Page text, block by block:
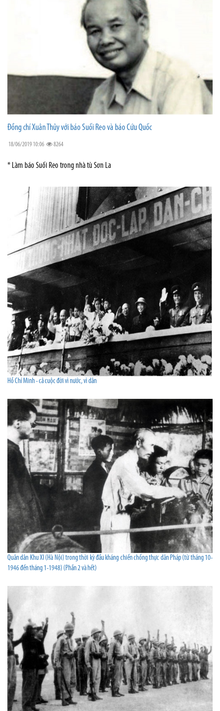
Đồng chí Xuân Thủy với báo Suối Reo và báo Cứu Quốc
18/06/2019 10:06 8264
* Làm báo Suối Reo trong nhà tù Sơn La
Hồ Chí Minh - cả cuộc đời vì nước, vì dân
Quân dân Khu XI (Hà Nội) trong thời kỳ đầu kháng chiến chống thực dân Pháp (từ tháng 10-
1946 đến tháng 1-1948) (Phần 2 và hết)